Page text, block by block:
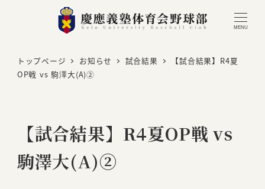
MENU
トップページ お知らせ 試合結果
【試合結果】R4夏
OP戦 vs 駒澤大(A)②
【試合結果】R4夏OP戦 vs
駒澤大(A)②